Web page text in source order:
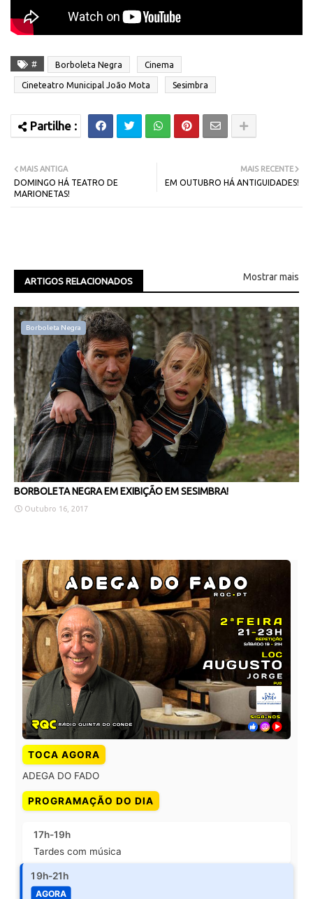
# Borboleta Negra Cinema
Cineteatro Municipal João Mota Sesimbra
MAIS RECENTE
EM OUTUBRO HÁ ANTIGUIDADES!
MAIS ANTIGA
DOMINGO HÁ TEATRO DE
MARIONETAS!
ARTIGOS RELACIONADOS Mostrar mais
Borboleta Negra
BORBOLETA NEGRA EM EXIBIÇÃO EM SESIMBRA!
Outubro 16, 2017
TOCA AGORA
ADEGA DO FADO
PROGRAMAÇÃO DO DIA
17h-19h
Tardes com música
19h-21h
AGORA